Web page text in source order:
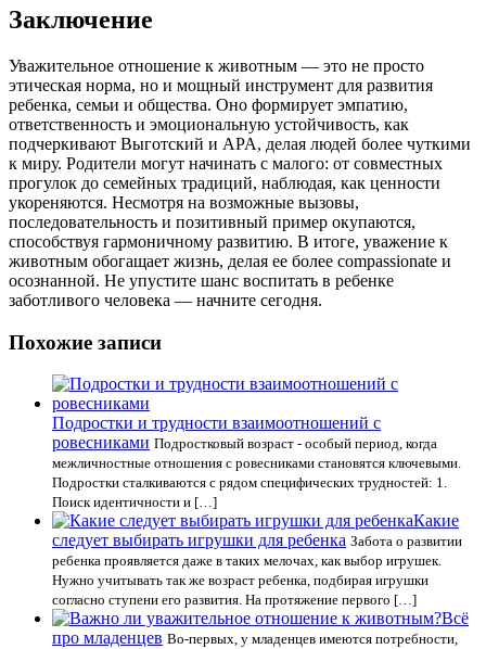
Заключение
Уважительное отношение к животным — это не просто
этическая норма, но и мощный инструмент для развития
ребенка, семьи и общества. Оно формирует эмпатию,
ответственность и эмоциональную устойчивость, как
подчеркивают Выготский и APA, делая людей более чуткими
к миру. Родители могут начинать с малого: от совместных
прогулок до семейных традиций, наблюдая, как ценности
укореняются. Несмотря на возможные вызовы,
последовательность и позитивный пример окупаются,
способствуя гармоничному развитию. В итоге, уважение к
животным обогащает жизнь, делая ее более compassionate и
осознанной. Не упустите шанс воспитать в ребенке
заботливого человека — начните сегодня.
Похожие записи
Подростки и трудности взаимоотношений с
ровесниками Подростковый возраст - особый период, когда
межличностные отношения с ровесниками становятся ключевыми.
Подростки сталкиваются с рядом специфических трудностей: 1.
Поиск идентичности и […]
Какие
следует выбирать игрушки для ребенка Забота о развитии
ребенка проявляется даже в таких мелочах, как выбор игрушек.
Нужно учитывать так же возраст ребенка, подбирая игрушки
согласно ступени его развития. На протяжение первого […]
Всё
про младенцев Во-первых, у младенцев имеются потребности,